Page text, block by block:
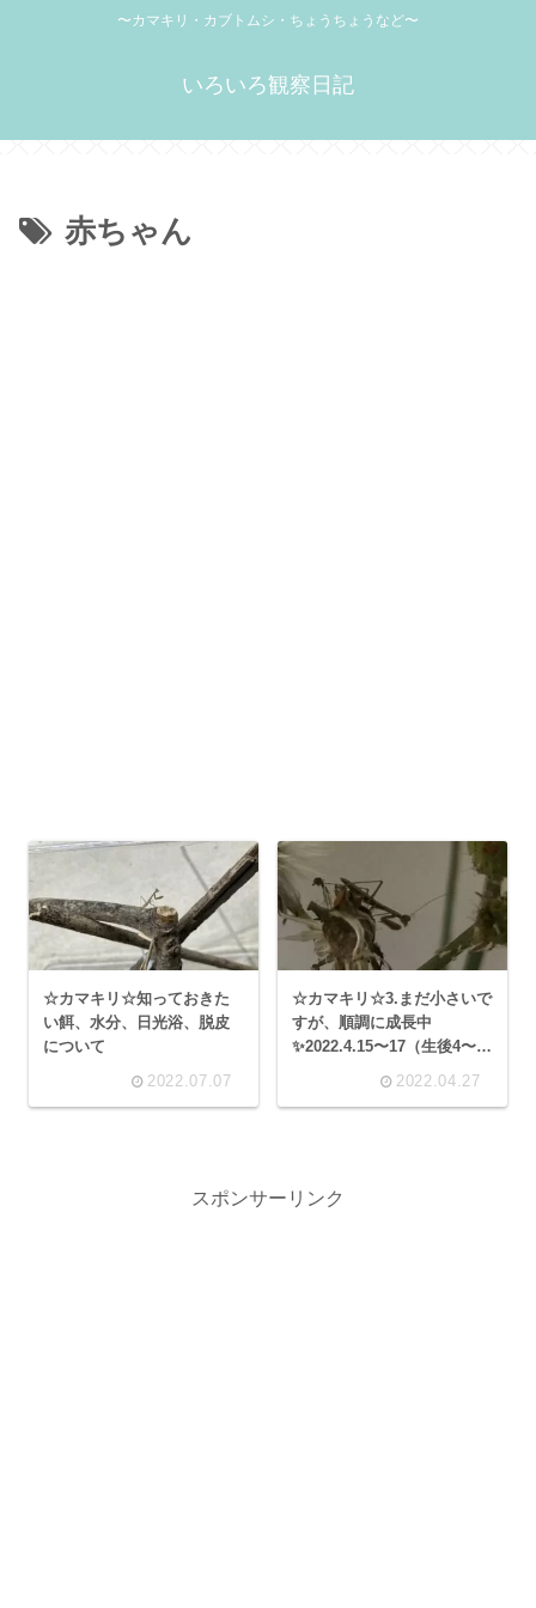
〜カマキリ・カブトムシ・ちょうちょうなど〜
いろいろ観察日記
赤ちゃん
☆カマキリ☆知っておきた
い餌、水分、日光浴、脱皮
について
2022.07.07
☆カマキリ☆3.まだ小さいで
すが、順調に成長中
✨2022.4.15〜17（生後4〜6
2022.04.27
スポンサーリンク